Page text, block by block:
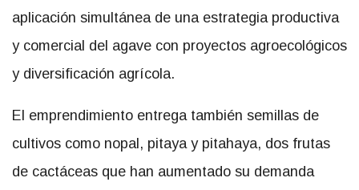
aplicación simultánea de una estrategia productiva
y comercial del agave con proyectos agroecológicos
y diversificación agrícola.
El emprendimiento entrega también semillas de
cultivos como nopal, pitaya y pitahaya, dos frutas
de cactáceas que han aumentado su demanda